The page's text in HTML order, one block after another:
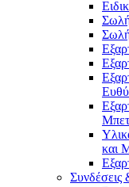
και